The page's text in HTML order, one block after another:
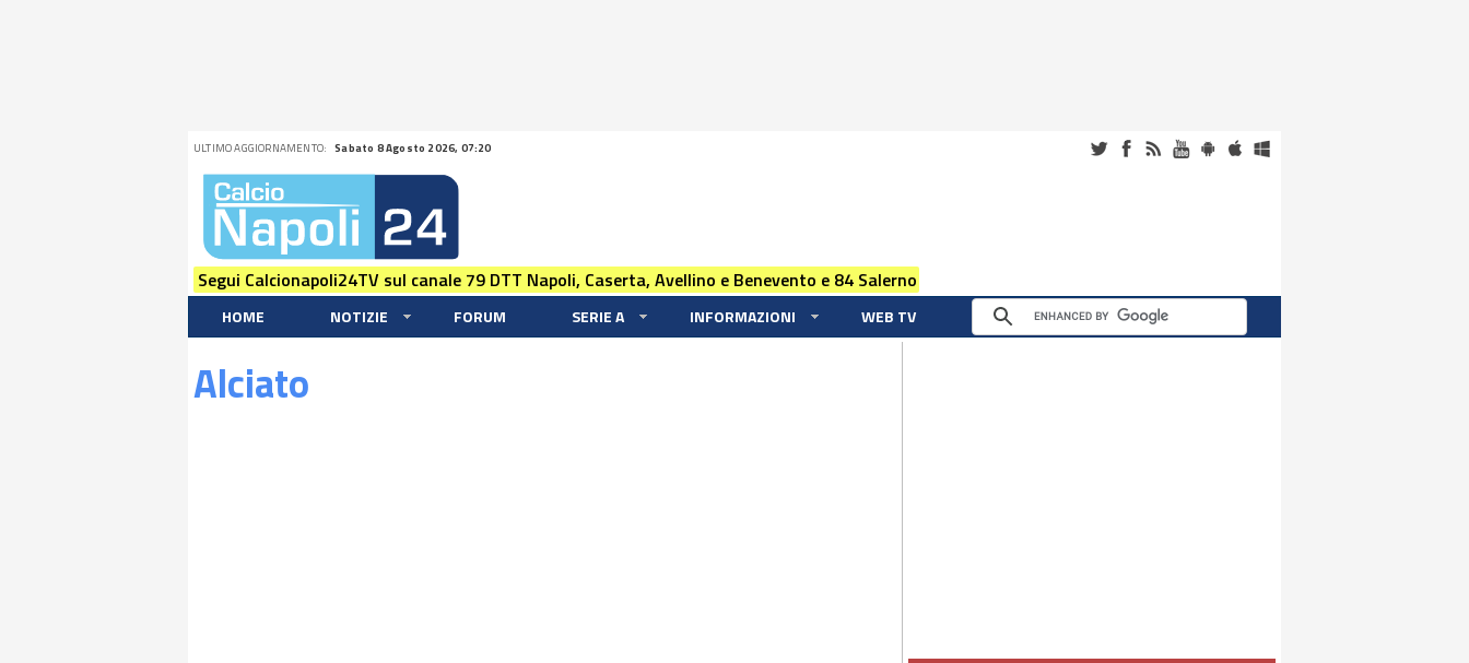
ULTIMO AGGIORNAMENTO: Sabato 8 Agosto 2026, 07:20
Segui Calcionapoli24TV sul canale 79 DTT Napoli, Caserta, Avellino e Benevento e 84 Salerno
HOME NOTIZIE FORUM SERIE A INFORMAZIONI WEB TV
Alciato